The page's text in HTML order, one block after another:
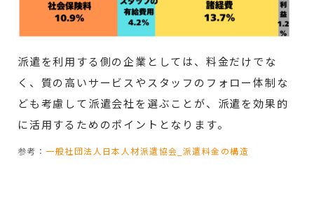
派遣を利用する側の企業としては、料金だけでな
く、質の高いサービスやスタッフのフォロー体制な
ども考慮して派遣会社を選ぶことが、派遣を効果的
に活用するためのポイントとなります。
参考： 一般社団法人日本人材派遣協会_派遣料金の構造